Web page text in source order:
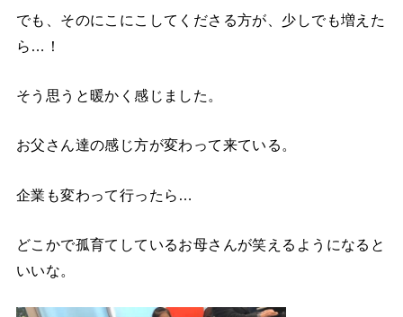
でも、そのにこにこしてくださる方が、少しでも増えた
ら … ！
そう思うと暖かく感じました。
お父さん達の感じ方が変わって来ている。
企業も変わって行ったら …
どこかで孤育てしているお母さんが笑えるようになると
いいな。